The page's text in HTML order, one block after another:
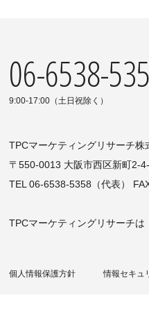
06-6538-
9:00-17:00（土日祝除く）
TPCマーケティングリサーチ株
〒550-0013 大阪市西区新町2-
TEL 06-6538-5358（代表）
TPCマーケティングリサーチ
個人情報保護方針 情報セキュ